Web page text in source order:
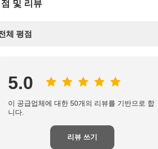
및 리뷰
체 평점
5.0
이 공급업체에 대한 50개의 리뷰를 기반으로 합
니다.
리뷰 쓰기